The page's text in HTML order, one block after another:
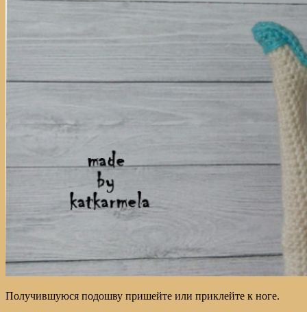
Получившуюся подошву пришейте или приклейте к ноге.